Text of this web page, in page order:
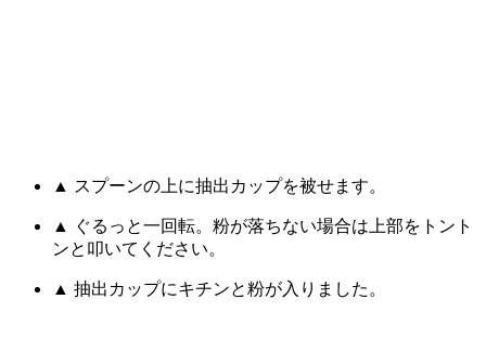
▲ スプーンの上に抽出カップを被せます。
▲ ぐるっと一回転。粉が落ちない場合は上部をトント
ンと叩いてください。
▲ 抽出カップにキチンと粉が入りました。